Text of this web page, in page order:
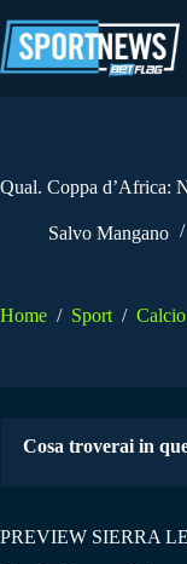
al
contenuto
Qual. Coppa d’Africa:
Salvo Mangano
Home / Sport / Calcio
Cosa troverai in
PREVIEW SIERRA